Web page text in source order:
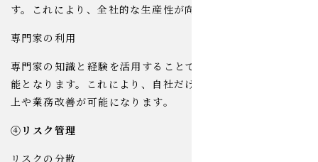
す。これにより、全社的な生産性が向上します。
専門家の利用
専門家の知識と経験を活用することで、高度な業務遂行が可
能となります。これにより、自社だけでは実現困難な効率向
上や業務改善が可能になります。
④リスク管理
リスクの分散